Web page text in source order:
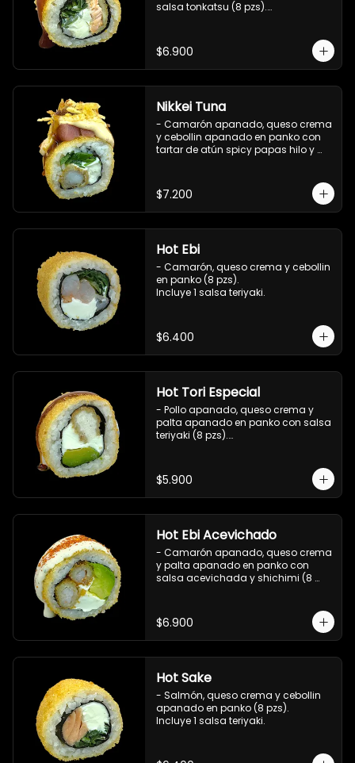
salsa tonkatsu (8 pzs).
$6.900
Nikkei Tuna
- Camarón apanado, queso crema
y cebollin apanado en panko con
tartar de atún spicy papas hilo y
$7.200
Hot Ebi
- Camarón, queso crema y cebollin
en panko (8 pzs).
Incluye 1 salsa teriyaki.
$6.400
Hot Tori Especial
- Pollo apanado, queso crema y
palta apanado en panko con salsa
teriyaki (8 pzs).
$5.900
Hot Ebi Acevichado
- Camarón apanado, queso crema
y palta apanado en panko con
salsa acevichada y shichimi (8
$6.900
Hot Sake
- Salmón, queso crema y cebollin
apanado en panko (8 pzs).
Incluye 1 salsa teriyaki.